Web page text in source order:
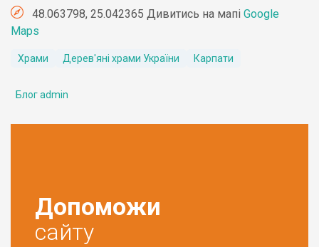
48.063798, 25.042365 Дивитись на мапі Google
Maps
Храми Дерев'яні храми України Карпати
Блог admin
Допоможи
сайту